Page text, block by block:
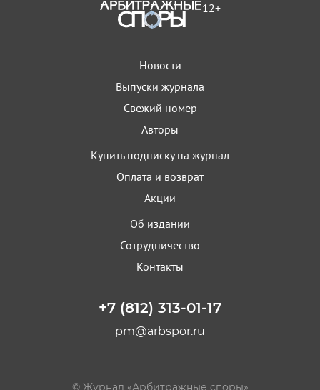
12+
Новости
Выпуски журнала
Свежий номер
Авторы
Купить подписку на журнал
Оплата и возврат
Акции
Об издании
Сотрудничество
Контакты
+7 (812) 313-01-17
pm@arbspor.ru
© Журнал «Арбитражные споры»